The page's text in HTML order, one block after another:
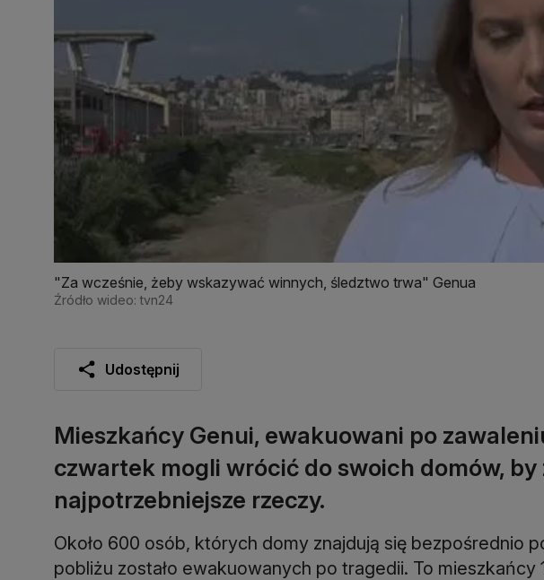
"Za wcześnie, żeby wskazywać winnych, śledztwo trwa" Genua
Źródło wideo: tvn24
Udostępnij
Mieszkańcy Genui, ewakuowani po
czwartek mogli wrócić do swoich domów, by
najpotrzebniejsze rzeczy.
Około 600 osób, których domy znajdują się bezpośrednio
pobliżu zostało ewakuowanych po tragedii. To mieszkańcy